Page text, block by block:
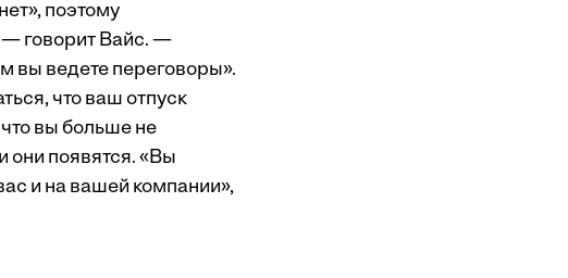
поэтому
— говорит Вайс. —
вы ведете переговоры».
что ваш отпуск
вы больше не
они появятся. «Вы
и на вашей компании»,